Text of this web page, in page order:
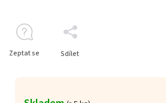
Zeptat se Sdílet